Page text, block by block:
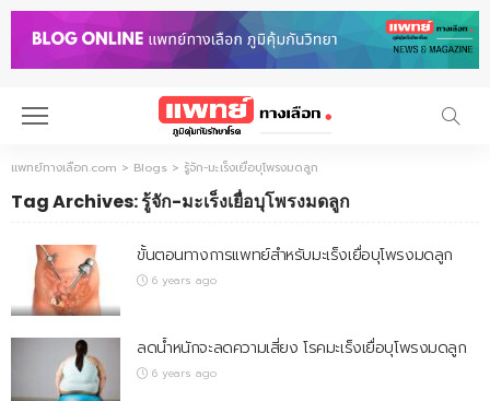
แพทย์ทางเลือก.com > Blogs > รู้จัก-มะเร็งเยื่อบุโพรงมดลูก
Tag Archives: รู้จัก-มะเร็งเยื่อบุโพรงมดลูก
ขั้นตอนทางการแพทย์สำหรับมะเร็งเยื่อบุโพรงมดลูก
6 years ago
ลดน้ำหนักจะลดความเสี่ยง โรคมะเร็งเยื่อบุโพรงมดลูก
6 years ago